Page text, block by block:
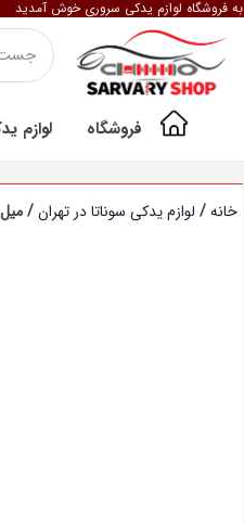
به فروشگاه لوازم یدکی سروری خوش آمدید
فروشگاه لوازم
خانه/ لوازم یدکی سوناتا در تهران/